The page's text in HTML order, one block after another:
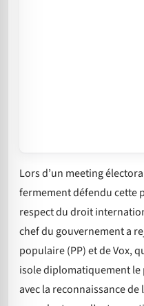
Lors d’un meeting
fermement défendu cette
respect du droit
chef du gouvernement a
populaire (PP) et de Vox,
isole diplomatiquement le
avec la reconnaissance de